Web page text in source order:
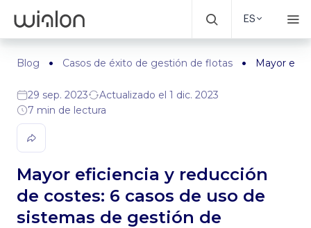
ES
Blog Casos de éxito de gestión de flotas Mayor
29 sep. 2023
Actualizado el 1 dic. 2023
7 min de lectura
Mayor eficiencia y reducción
de costes: 6 casos de uso de
sistemas de gestión de